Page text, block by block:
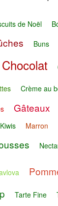
de Noël
Buns
Chocolat
Crème au
Gâteaux
Kiwis Marron
Tarte Fine